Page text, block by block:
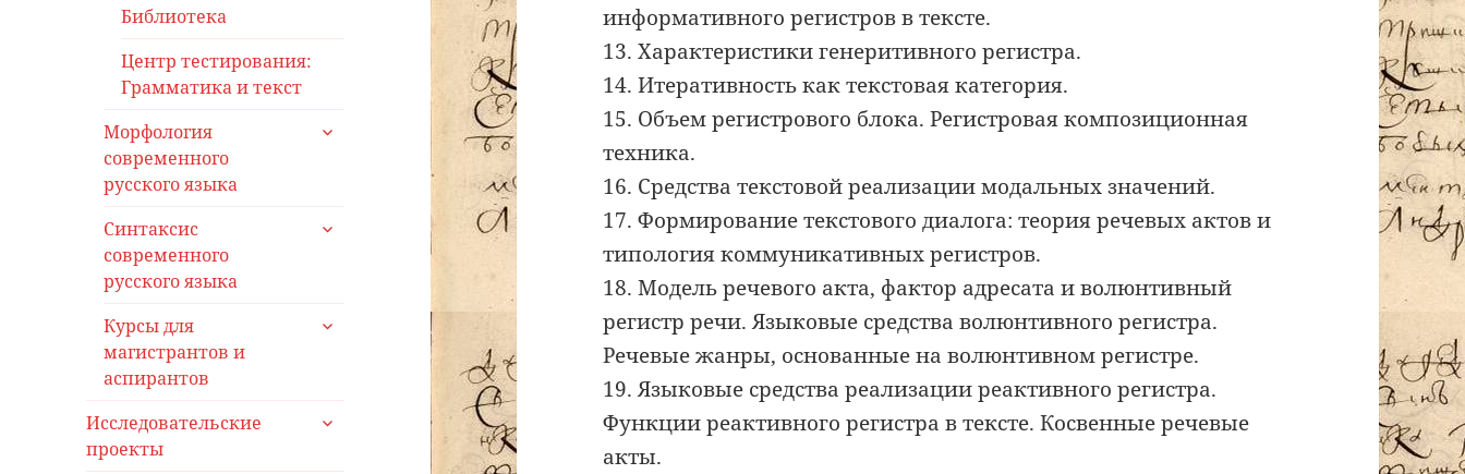
Библиотека
Центр тестирования:
Грамматика и текст
Морфология
современного
русского языка
раскрыть
Синтаксис
современного
русского языка
раскрыть
Курсы для
магистрантов и
аспирантов
раскрыть
Исследовательские
проекты
раскрыть
информативного регистров в тексте.
13. Характеристики генеритивного регистра.
14. Итеративность как текстовая категория.
15. Объем регистрового блока. Регистровая композиционная
техника.
16. Средства текстовой реализации модальных значений.
17. Формирование текстового диалога: теория речевых актов и
типология коммуникативных регистров.
18. Модель речевого акта, фактор адресата и волюнтивный
регистр речи. Языковые средства волюнтивного регистра.
Речевые жанры, основанные на волюнтивном регистре.
19. Языковые средства реализации реактивного регистра.
Функции реактивного регистра в тексте. Косвенные речевые
акты.